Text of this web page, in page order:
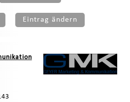
Eintrag ändern